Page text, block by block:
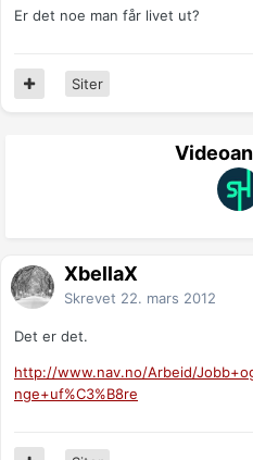
Er det noe man får livet ut?
Siter
XbellaX
Skrevet 22. mars 2012
Det er det.
http://www.nav.no/Arbeid/
nge+uf%C3%B8re